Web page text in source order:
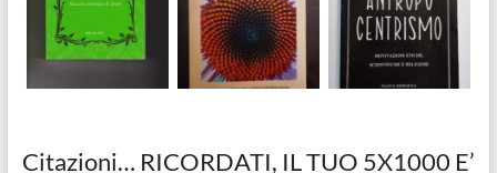
Citazioni… RICORDATI, IL TUO 5X1000 E’